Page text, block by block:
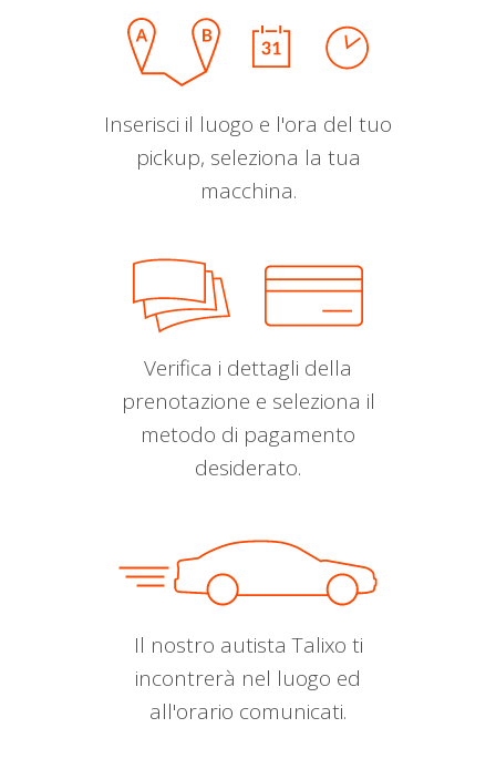
Inserisci il luogo e l'ora del tuo
pickup, seleziona la tua
macchina.
Verifica i dettagli della
prenotazione e seleziona il
metodo di pagamento
desiderato.
Il nostro autista Talixo ti
incontrerà nel luogo ed
all'orario comunicati.